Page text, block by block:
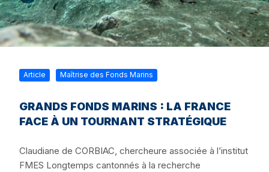
Article Maîtrise des Fonds Marins
GRANDS FONDS MARINS : LA FRANCE
FACE À UN TOURNANT STRATÉGIQUE
Claudiane de CORBIAC, chercheure associée à l’institut
FMES Longtemps cantonnés à la recherche